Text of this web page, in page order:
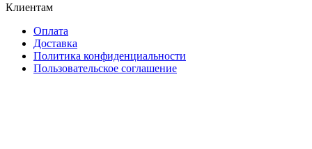
Клиентам
Оплата
Доставка
Политика конфиденциальности
Пользовательское соглашение